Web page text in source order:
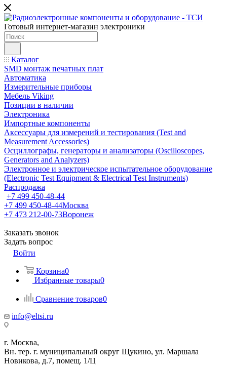
Готовый интернет-магазин электроники
Каталог
SMD монтаж печатных плат
Автоматика
Измерительные приборы
Мебель Viking
Позиции в наличии
Электроника
Импортные компоненты
Аксессуары для измерений и тестирования (Test and
Measurement Accessories)
Осциллографы, генераторы и анализаторы (Oscilloscopes,
Generators and Analyzers)
Электронное и электрическое испытательное оборудование
(Electronic Test Equipment & Electrical Test Instruments)
Распродажа
+7 499 450-48-44
+7 499 450-48-44Москва
+7 473 212-00-73Воронеж
Заказать звонок
Задать вопрос
Войти
Корзина0
Избранные товары0
Сравнение товаров0
info@eltsi.ru
г. Москва,
Вн. тер. г. муниципальный округ Щукино, ул. Маршала
Новикова, д.7, помещ. 1/Ц